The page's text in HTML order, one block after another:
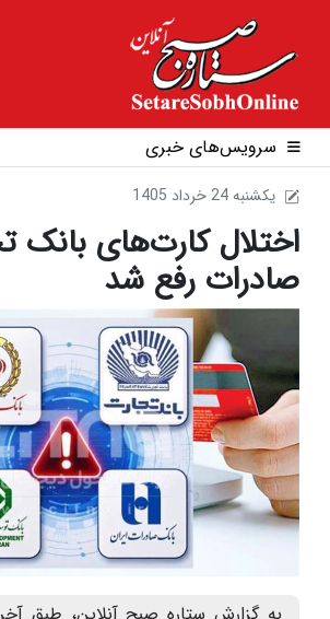
سرویس‌های خبری
1405 يکشنبه 24 خرداد
اختلال کارت‌های بانک
صادرات رفع شد